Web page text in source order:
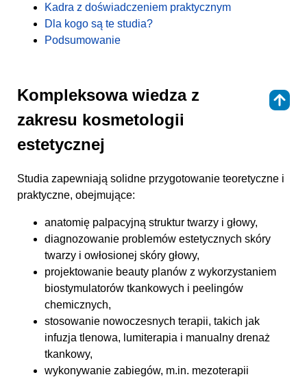
Kadra z doświadczeniem praktycznym
Dla kogo są te studia?
Podsumowanie
Kompleksowa wiedza z
zakresu kosmetologii
estetycznej
Studia zapewniają solidne przygotowanie teoretyczne i
praktyczne, obejmujące:
anatomię palpacyjną struktur twarzy i głowy,
diagnozowanie problemów estetycznych skóry
twarzy i owłosionej skóry głowy,
projektowanie beauty planów z wykorzystaniem
biostymulatorów tkankowych i peelingów
chemicznych,
stosowanie nowoczesnych terapii, takich jak
infuzja tlenowa, lumiterapia i manualny drenaż
tkankowy,
wykonywanie zabiegów, m.in. mezoterapii